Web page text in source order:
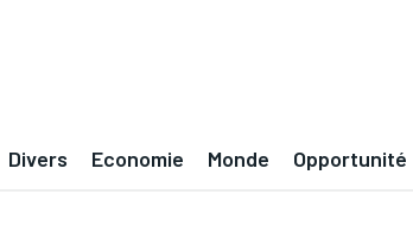
Divers Economie Monde Opportunité